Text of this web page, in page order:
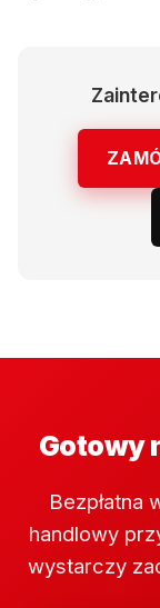
Gotowy
Bezpłatna
handlowy
wystarczy